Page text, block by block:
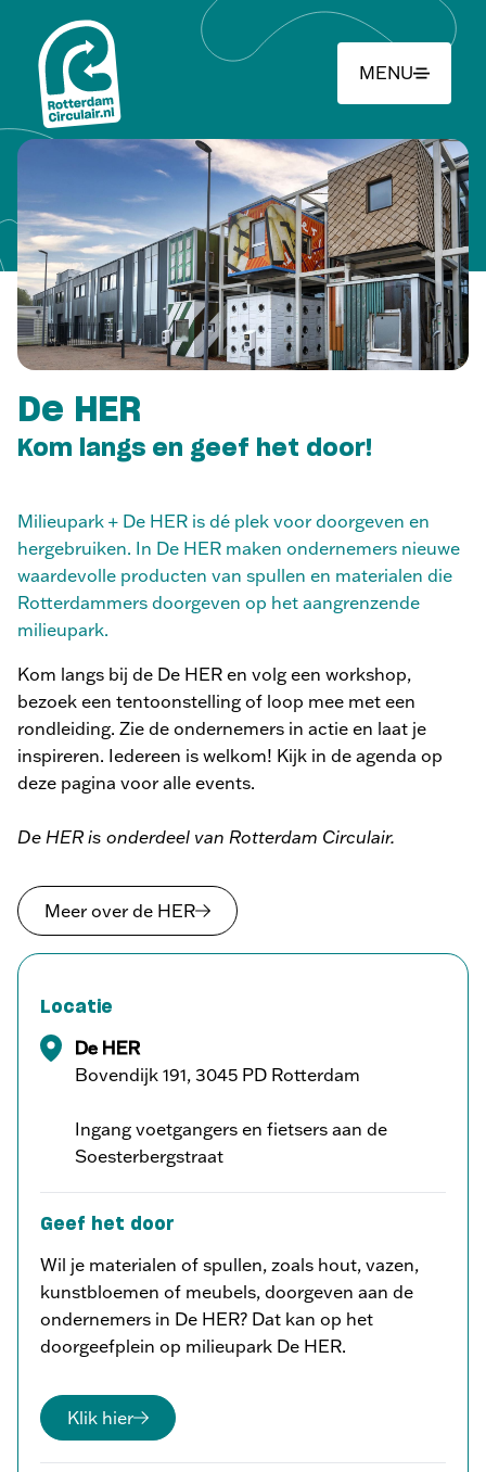
hoofdinhoud
MENU
De HER
Kom langs en geef het door!
Milieupark + De HER is dé plek voor doorgeven en
hergebruiken. In De HER maken ondernemers nieuwe
waardevolle producten van spullen en materialen die
Rotterdammers doorgeven op het aangrenzende
milieupark.
Kom langs bij de De HER en volg een workshop,
bezoek een tentoonstelling of loop mee met een
rondleiding. Zie de ondernemers in actie en laat je
inspireren. Iedereen is welkom! Kijk in de agenda op
deze pagina voor alle events.
De HER is onderdeel van Rotterdam Circulair.
Meer over de HER
Locatie
De HER
Bovendijk 191, 3045 PD Rotterdam
Ingang voetgangers en fietsers aan de
Soesterbergstraat
Geef het door
Wil je materialen of spullen, zoals hout, vazen,
kunstbloemen of meubels, doorgeven aan de
ondernemers in De HER? Dat kan op het
doorgeefplein op milieupark De HER.
Klik hier